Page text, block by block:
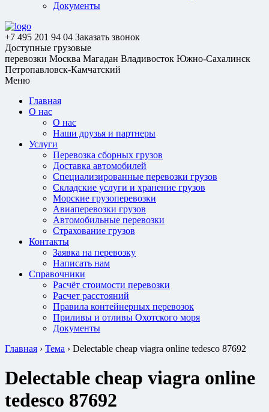
Документы
+7 495 201 94 04 Заказать звонок
Доступные грузовые
перевозки Москва Магадан Владивосток Южно-Сахалинск
Петропавловск-Камчатский
Меню
Главная
О нас
О нас
Наши друзья и партнеры
Услуги
Перевозка сборных грузов
Доставка автомобилей
Специализированные перевозки грузов
Складские услуги и хранение грузов
Морские грузоперевозки
Авиаперевозки грузов
Автомобильные перевозки
Страхование грузов
Контакты
Заявка на перевозку
Написать нам
Справочники
Расчёт стоимости перевозки
Расчет расстояний
Правила контейнерных перевозок
Приливы и отливы Охотского моря
Документы
Главная › Тема › Delectable cheap viagra online tedesco 87692
Delectable cheap viagra online
tedesco 87692